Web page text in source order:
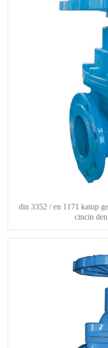
din 3352 / en 1171 katup
cincin